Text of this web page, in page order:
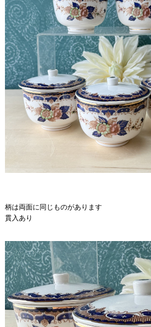
柄は両面に同じものがあります
貫入あり